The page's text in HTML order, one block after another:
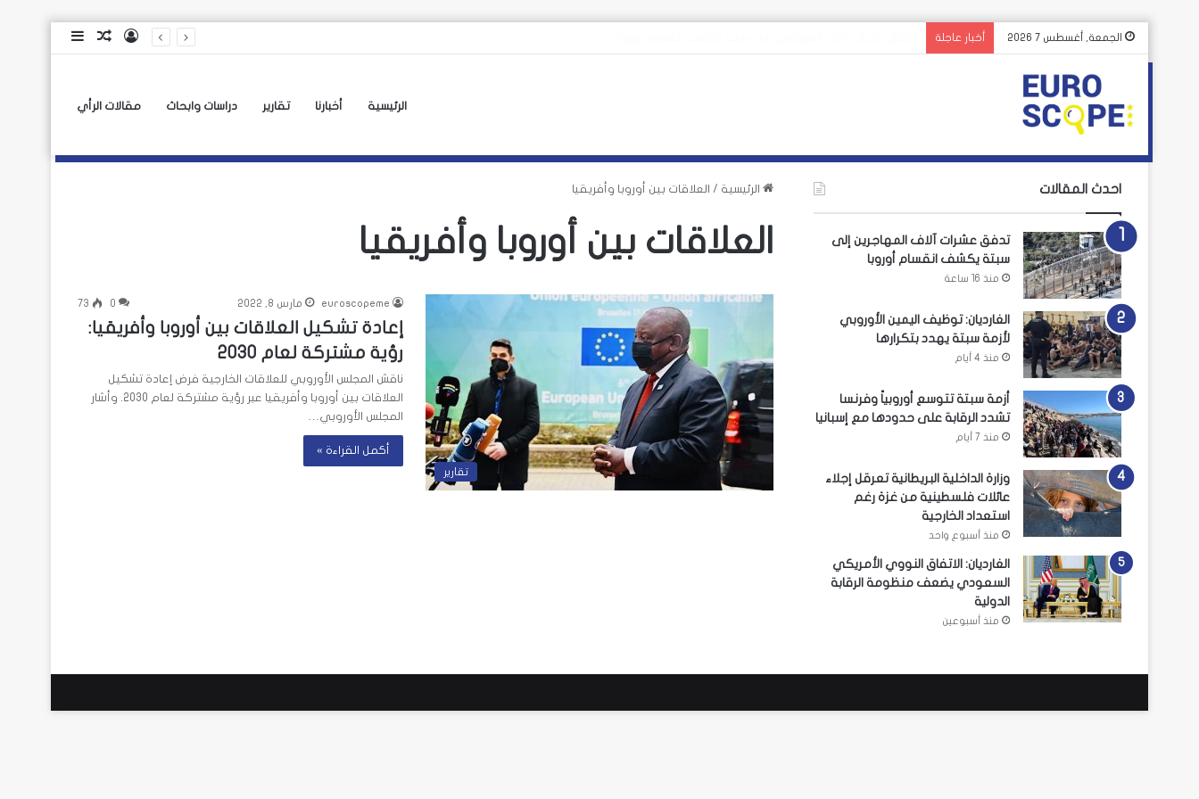
الجمعة, أغسطس 7 2026 أخبار عاجلة إضافةمقالتسجيل
الرئيسية أخبارنا تقارير دراسات وابحاث مقالات الرأي
الرئيسية / العلاقات بين أوروبا وأفريقيا
العلاقات بين أوروبا وأفريقيا
تقارير
euroscopeme مارس 8, 2022 0
73
إعادة تشكيل العلاقات بين أوروبا وأفريقيا:
رؤية مشتركة لعام 2030
ناقش المجلس الأوروبي للعلاقات الخارجية فرض إعادة تشكيل
العلاقات بين أوروبا وأفريقيا عبر رؤية مشتركة لعام 2030. وأشار
المجلس الأوروبي…
أكمل القراءة »
احدث المقالات
تدفق عشرات آلاف المهاجرين إلى
سبتة يكشف انقسام أوروبا
منذ 16 ساعة
الغارديان: توظيف اليمين الأوروبي
لأزمة سبتة يهدد بتكرارها
منذ 4 أيام
أزمة سبتة تتوسع أوروبياً وفرنسا
تشدد الرقابة على حدودها مع إسبانيا
منذ 7 أيام
وزارة الداخلية البريطانية تعرقل إجلاء
عائلات فلسطينية من غزة رغم
استعداد الخارجية
منذ أسبوع واحد
الغارديان: الاتفاق النووي الأمريكي
السعودي يضعف منظومة الرقابة
الدولية
منذ أسبوعين